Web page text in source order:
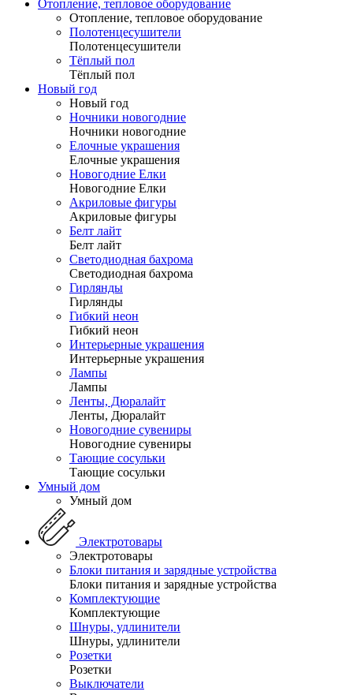
Отопление, тепловое оборудование
Отопление, тепловое оборудование
Полотенцесушители
Полотенцесушители
Тёплый пол
Тёплый пол
Новый год
Новый год
Ночники новогодние
Ночники новогодние
Елочные украшения
Елочные украшения
Новогодние Елки
Новогодние Елки
Акриловые фигуры
Акриловые фигуры
Белт лайт
Белт лайт
Светодиодная бахрома
Светодиодная бахрома
Гирлянды
Гирлянды
Гибкий неон
Гибкий неон
Интерьерные украшения
Интерьерные украшения
Лампы
Лампы
Ленты, Дюралайт
Ленты, Дюралайт
Новогодние сувениры
Новогодние сувениры
Тающие сосульки
Тающие сосульки
Умный дом
Умный дом
Электротовары
Электротовары
Блоки питания и зарядные устройства
Блоки питания и зарядные устройства
Комплектующие
Комплектующие
Шнуры, удлинители
Шнуры, удлинители
Розетки
Розетки
Выключатели